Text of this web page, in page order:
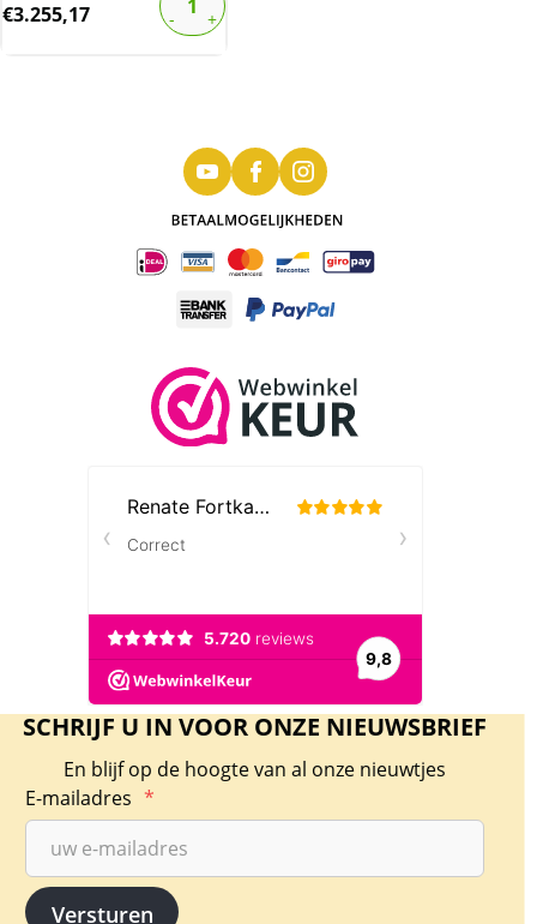
€3.255,17
SCHRIJF U IN VOOR ONZE NIEUWSBRIEF
En blijf op de hoogte van al onze nieuwtjes
E-mailadres *